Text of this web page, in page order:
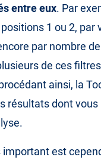
entre eux. Par
1 ou 2, par
par nombre
de ces
ainsi, la
résultats dont vous
important est